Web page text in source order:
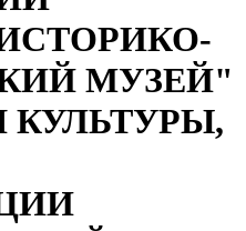
МУЗЕЙ"
КУЛЬТУРЫ,